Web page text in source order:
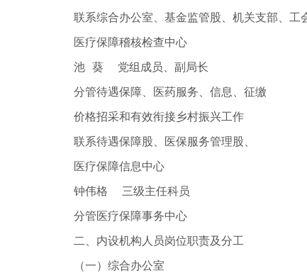
联系综合办公室、基金监管股、机关支部、工
医疗保障稽核检查中心
池 葵 党组成员、副局长
分管待遇保障、医药服务、信息、征缴
价格招采和有效衔接乡村振兴工作
联系待遇保障股、医保服务管理股、
医疗保障信息中心
钟伟格 三级主任科员
分管医疗保障事务中心
二、内设机构人员岗位职责及分工
（一）综合办公室